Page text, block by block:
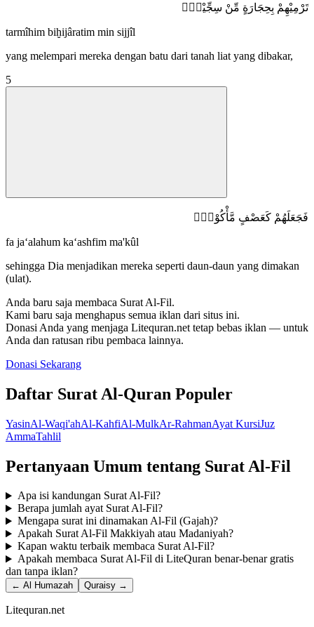
تَرْمِيْهِمْ بِحِجَارَةٍ مِّنْ سِجِّيْلٍۙ
tarmîhim biḫijâratim min sijjîl
yang melempari mereka dengan batu dari tanah liat yang dibakar,
5
فَجَعَلَهُمْ كَعَصْفٍ مَّأْكُوْلٍࣖ
fa ja‘alahum ka‘ashfim ma'kûl
sehingga Dia menjadikan mereka seperti daun-daun yang dimakan
(ulat).
Anda baru saja membaca Surat Al-Fil.
Kami baru saja menghapus semua iklan dari situs ini.
Donasi Anda yang menjaga Litequran.net tetap bebas iklan — untuk
Anda dan ratusan ribu pembaca lainnya.
Donasi Sekarang
Daftar Surat Al-Quran Populer
YasinAl-Waqi'ahAl-KahfiAl-MulkAr-RahmanAyat KursiJuz
AmmaTahlil
Pertanyaan Umum tentang Surat Al-Fil
Apa isi kandungan Surat Al-Fil?
Berapa jumlah ayat Surat Al-Fil?
Mengapa surat ini dinamakan Al-Fil (Gajah)?
Apakah Surat Al-Fil Makkiyah atau Madaniyah?
Kapan waktu terbaik membaca Surat Al-Fil?
Apakah membaca Surat Al-Fil di LiteQuran benar-benar gratis
dan tanpa iklan?
← Al Humazah Quraisy →
Litequran.net